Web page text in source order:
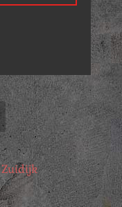
Zuidijk